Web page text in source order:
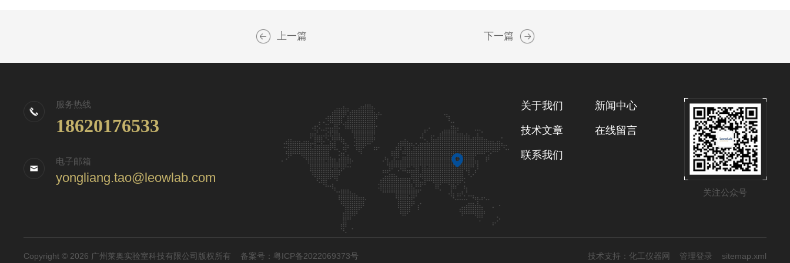
上一篇 下一篇
服务热线
18620176533
电子邮箱
yongliang.tao@leowlab.com
关注公众号
关于我们 新闻中心
技术文章 在线留言
联系我们
Copyright © 2026 广州莱奥实验室科技有限公司版权所有 备案号：粤ICP备2022069373号 技术支持： 化工仪器网 管理登录 sitemap.xml